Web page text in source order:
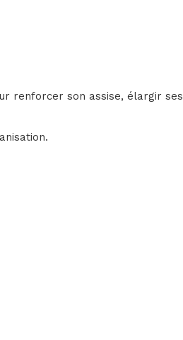
renforcer son assise, élargir ses